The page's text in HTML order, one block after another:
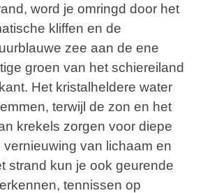
word je omringd door het
kliffen en de
zee aan de ene
groen van het schiereiland
Het kristalheldere water
terwijl de zon en het
krekels zorgen voor diepe
van lichaam en
strand kun je ook geurende
tennissen op